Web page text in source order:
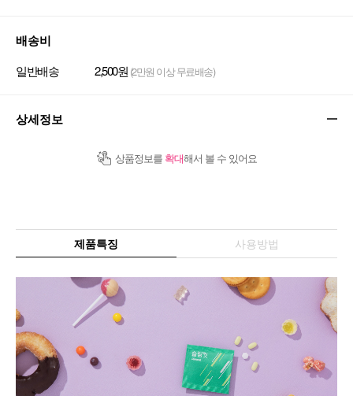
배송비
일반배송 2,500원 (2만원 이상 무료배송)
상세정보
상품정보를 확대해서 볼 수 있어요
제품특징 사용방법